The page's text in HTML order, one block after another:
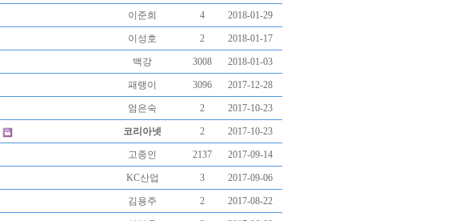
이준희 4 2018-01-29
이성호 2 2018-01-17
백강 3008 2018-01-03
패랭이 3096 2017-12-28
엄은숙 2 2017-10-23
코리아넷 2 2017-10-23
고종인 2137 2017-09-14
KC산업 3 2017-09-06
김용주 2 2017-08-22